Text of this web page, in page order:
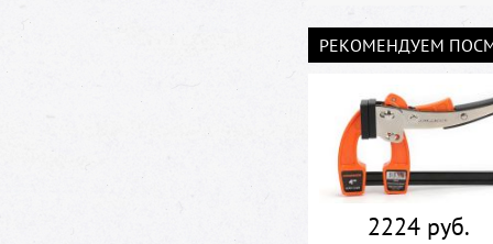
РЕКОМЕНДУЕМ
2224 руб.